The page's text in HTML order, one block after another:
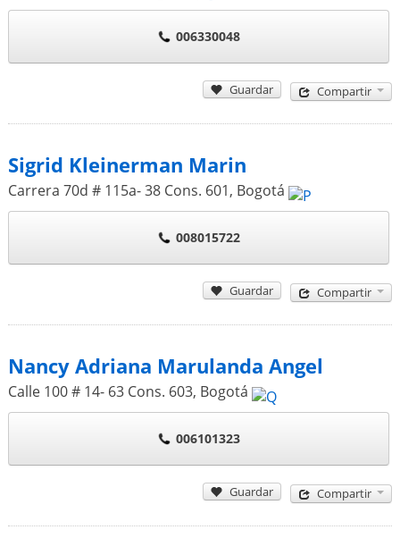
006330048
Guardar Compartir
Sigrid Kleinerman Marin
Carrera 70d # 115a- 38 Cons. 601, Bogotá
008015722
Guardar Compartir
Nancy Adriana Marulanda Angel
Calle 100 # 14- 63 Cons. 603, Bogotá
006101323
Guardar Compartir